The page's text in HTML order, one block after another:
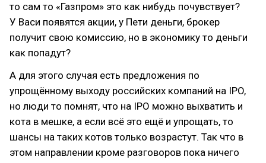
то сам то «Газпром» это как нибудь почувствует?
У Васи появятся акции, у Пети деньги, брокер
получит свою комиссию, но в экономику то деньги
как попадут?
А для этого случая есть предложения по
упрощённому выходу российских компаний на IPO,
но люди то помнят, что на IPO можно выхватить и
кота в мешке, а если всё это ещё и упрощать, то
шансы на таких котов только возрастут. Так что в
этом направлении кроме разговоров пока ничего